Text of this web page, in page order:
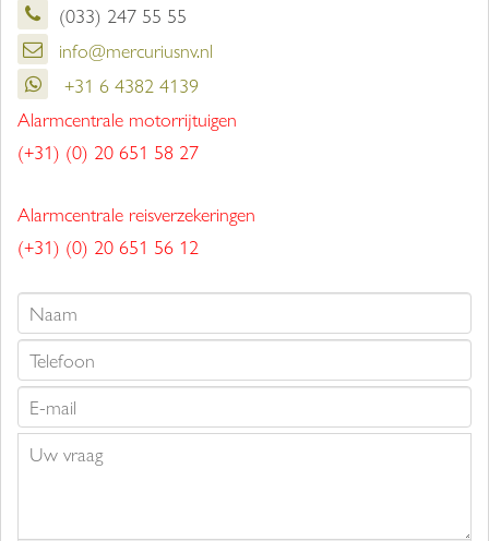
(033) 247 55 55
info@mercuriusnv.nl
+31 6 4382 4139
Alarmcentrale motorrijtuigen
(+31) (0) 20 651 58 27
Alarmcentrale reisverzekeringen
(+31) (0) 20 651 56 12